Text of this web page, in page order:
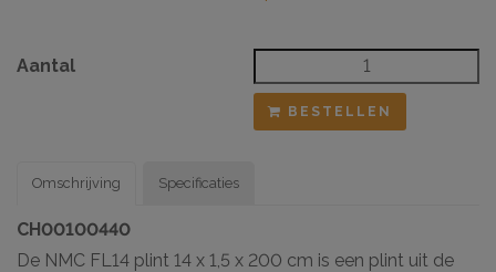
Aantal
BESTELLEN
Omschrijving
CH00100440
De NMC FL14 plint 14 x 1,5 x 200 cm is een plint uit de
Specificaties